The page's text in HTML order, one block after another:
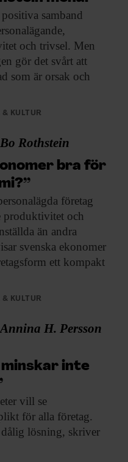
samband
och trivsel. Men
gör det svårt att
som är orsak och
KULTUR
Bo Rothstein
bra för
företag
produktivitet och
än andra
svenska ekonomer
ett kompakt
KULTUR
Annina H. Persson
inte
vill se
för alla företag.
dålig lösning, skriver